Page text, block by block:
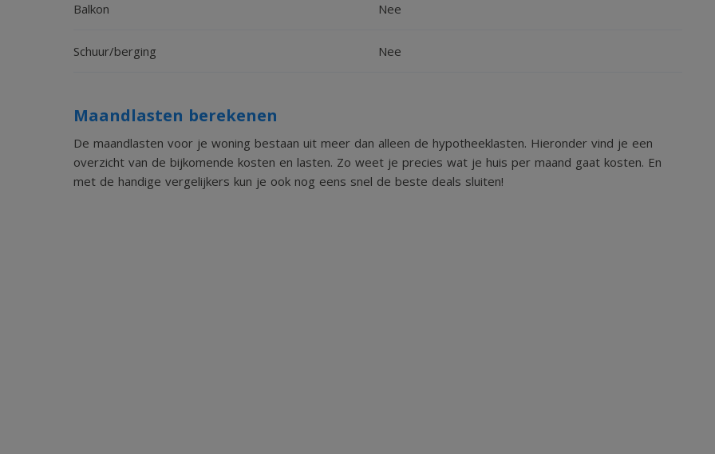
Balkon Nee
Schuur/berging Nee
Maandlasten berekenen
De maandlasten voor je woning bestaan uit meer dan alleen de hypotheeklasten. Hieronder vind je een
overzicht van de bijkomende kosten en lasten. Zo weet je precies wat je huis per maand gaat kosten. En
met de handige vergelijkers kun je ook nog eens snel de beste deals sluiten!